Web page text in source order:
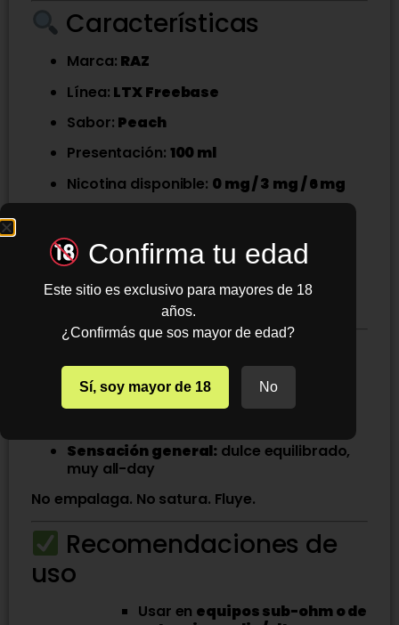
Características
Marca: RAZ
Línea: LTX Freebase
Sabor: Peach
Presentación: 100 ml
Nicotina disponible: 0 mg / 3 mg / 6 mg
Ideal para equipos sub-ohm
Sabor frutal limpio y consistente
Detalles del sabor
Entrada:durazno dulce y jugoso
Sensación general: dulce equilibrado,
muy all-day
No empalaga. No satura. Fluye.
Recomendaciones de
uso
Usar en equipos sub-ohm o de
Confirma tu edad
Este sitio es exclusivo para mayores de 18
años.
¿Confirmás que sos mayor de edad?
Sí, soy mayor de 18 No